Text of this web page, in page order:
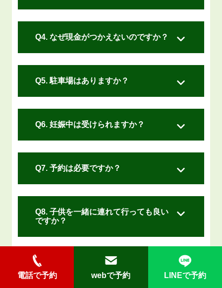
Q4. なぜ現金がつかえないのですか？
Q5. 駐車場はありますか？
Q6. 妊娠中は受けられますか？
Q7. 予約は必要ですか？
Q8. 子供を一緒に連れて行っても良い
ですか？
Q9
保険は使えますか？
電話で予約
webで予約 LINEで予約